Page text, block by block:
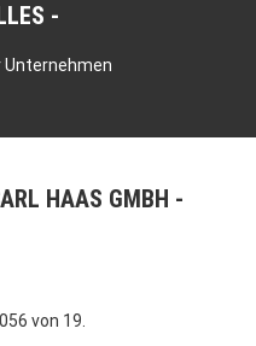
Unternehmen
HAAS GMBH
von 19.